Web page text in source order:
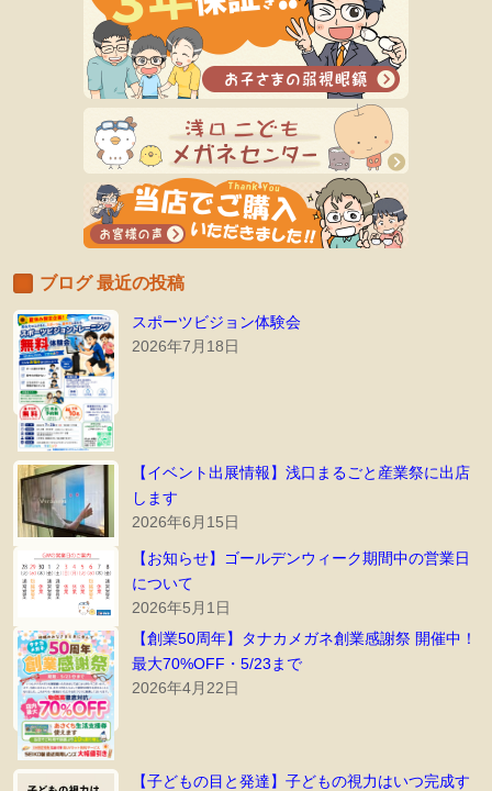
ブログ 最近の投稿
スポーツビジョン体験会
2026年7月18日
【イベント出展情報】浅口まるごと産業祭に出店
します
2026年6月15日
【お知らせ】ゴールデンウィーク期間中の営業日
について
2026年5月1日
【創業50周年】タナカメガネ創業感謝祭 開催中！
最大70%OFF・5/23まで
2026年4月22日
【子どもの目と発達】子どもの視力はいつ完成す